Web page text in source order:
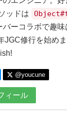
ッドは
バーコラボで趣
JGC修行を始め
@youcune
ィール